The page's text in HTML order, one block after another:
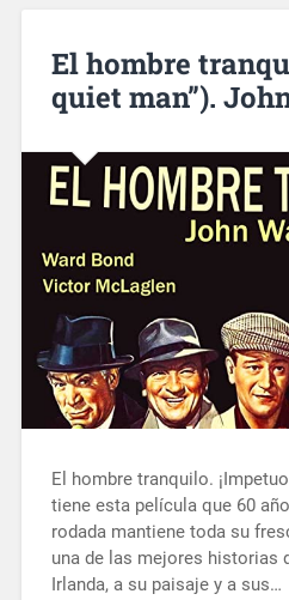
El hombre
quiet man”).
El hombre tranquilo.
tiene esta película que 60
rodada mantiene toda su
una de las mejores historias
Irlanda, a su paisaje y a sus…